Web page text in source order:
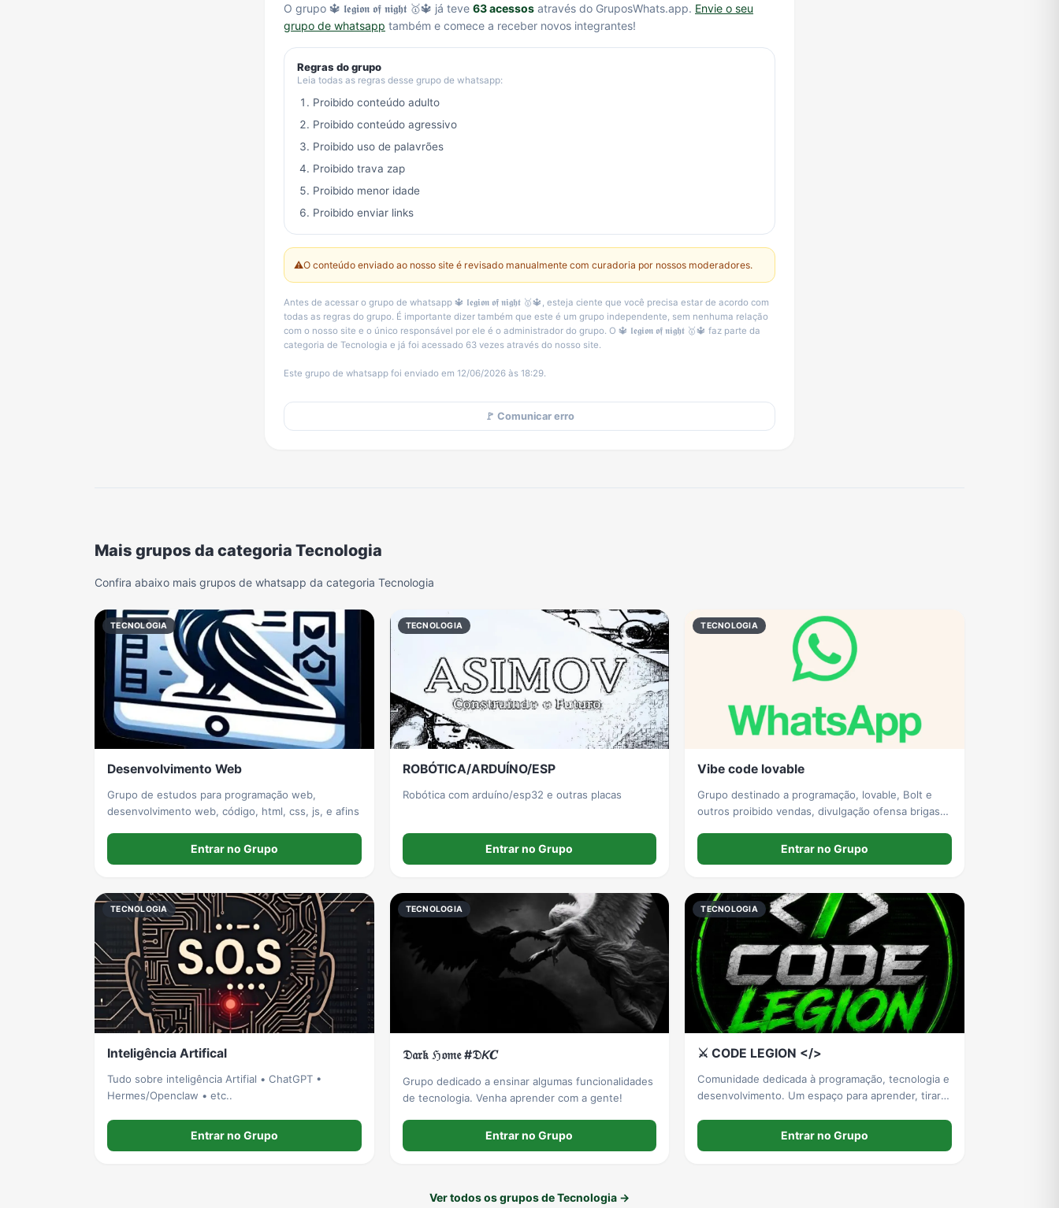
O grupo 🔱 𝖑𝖊𝖌𝖎𝖔𝖓 𝖔𝖋 𝖓𝖎𝖌𝖍𝖙 🥇🔱 já teve 63 acessos através do GruposWhats.app. Envie o seu
grupo de whatsapp também e comece a receber novos integrantes!
Regras do grupo
Leia todas as regras desse grupo de whatsapp:
Proibido conteúdo adulto
Proibido conteúdo agressivo
Proibido uso de palavrões
Proibido trava zap
Proibido menor idade
Proibido enviar links
⚠️O conteúdo enviado ao nosso site é revisado manualmente com curadoria por nossos moderadores.
Antes de acessar o grupo de whatsapp 🔱 𝖑𝖊𝖌𝖎𝖔𝖓 𝖔𝖋 𝖓𝖎𝖌𝖍𝖙 🥇🔱, esteja ciente que você precisa estar de acordo com
todas as regras do grupo. É importante dizer também que este é um grupo independente, sem nenhuma relação
com o nosso site e o único responsável por ele é o administrador do grupo. O 🔱 𝖑𝖊𝖌𝖎𝖔𝖓 𝖔𝖋 𝖓𝖎𝖌𝖍𝖙 🥇🔱 faz parte da
categoria de Tecnologia e já foi acessado 63 vezes através do nosso site.
Este grupo de whatsapp foi enviado em 12/06/2026 às 18:29.
🚩 Comunicar erro
Mais grupos da categoria Tecnologia
Confira abaixo mais grupos de whatsapp da categoria Tecnologia
TECNOLOGIA
Desenvolvimento Web
Grupo de estudos para programação web,
desenvolvimento web, código, html, css, js, e afins
Entrar no Grupo
TECNOLOGIA
ROBÓTICA/ARDUÍNO/ESP
Robótica com arduíno/esp32 e outras placas
Entrar no Grupo
TECNOLOGIA
Vibe code lovable
Grupo destinado a programação, lovable, Bolt e
outros proibido vendas, divulgação ofensa brigas e
Entrar no Grupo
TECNOLOGIA
Inteligência Artifical
Tudo sobre inteligência Artifial • ChatGPT •
Hermes/Openclaw • etc..
Entrar no Grupo
TECNOLOGIA
𝔇𝔞𝔯𝔨 ℌ𝔬𝔪𝔢 #𝔇𝘒𝑪
Grupo dedicado a ensinar algumas funcionalidades
de tecnologia. Venha aprender com a gente!
Entrar no Grupo
TECNOLOGIA
⚔️ CODE LEGION </>
Comunidade dedicada à programação, tecnologia e
desenvolvimento. Um espaço para aprender, tirar
com outros programadores. Grupo ativo: membros
inativos podem ser removidos. ⚔️💻
Entrar no Grupo
Ver todos os grupos de Tecnologia →